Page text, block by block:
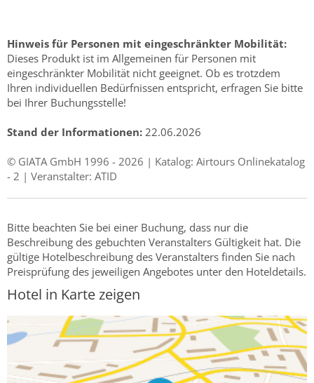
Hinweis für Personen mit eingeschränkter Mobilität:
Dieses Produkt ist im Allgemeinen für Personen mit
eingeschränkter Mobilität nicht geeignet. Ob es trotzdem
Ihren individuellen Bedürfnissen entspricht, erfragen Sie bitte
bei Ihrer Buchungsstelle!
Stand der Informationen: 22.06.2026
© GIATA GmbH 1996 - 2026 | Katalog: Airtours Onlinekatalog
- 2 | Veranstalter: ATID
Bitte beachten Sie bei einer Buchung, dass nur die
Beschreibung des gebuchten Veranstalters Gültigkeit hat. Die
gültige Hotelbeschreibung des Veranstalters finden Sie nach
Preisprüfung des jeweiligen Angebotes unter den Hoteldetails.
Hotel in Karte zeigen